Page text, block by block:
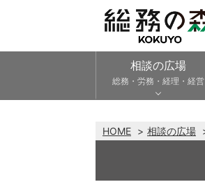
相談の広場
総務・労務・経理・経営
HOME 相談の広場